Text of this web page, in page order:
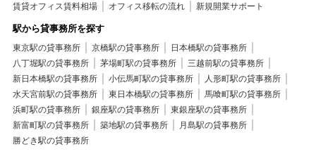
賃貸オフィス賃料相場
オフィス移転の流れ 新規開業サポート
駅から貸事務所を探す
東京駅の貸事務所 京橋駅の貸事務所
日本橋駅の貸事務所
八丁堀駅の貸事務所
茅場町駅の貸事務所
三越前駅の貸事務所
新日本橋駅の貸事務所
小伝馬町駅の貸事務所
人形町駅の貸事務所
水天宮前駅の貸事務所
東日本橋駅の貸事務所
馬喰町駅の貸事務所
浜町駅の貸事務所
銀座駅の貸事務所
東銀座駅の貸事務所
新富町駅の貸事務所
築地駅の貸事務所
月島駅の貸事務所
勝どき駅の貸事務所